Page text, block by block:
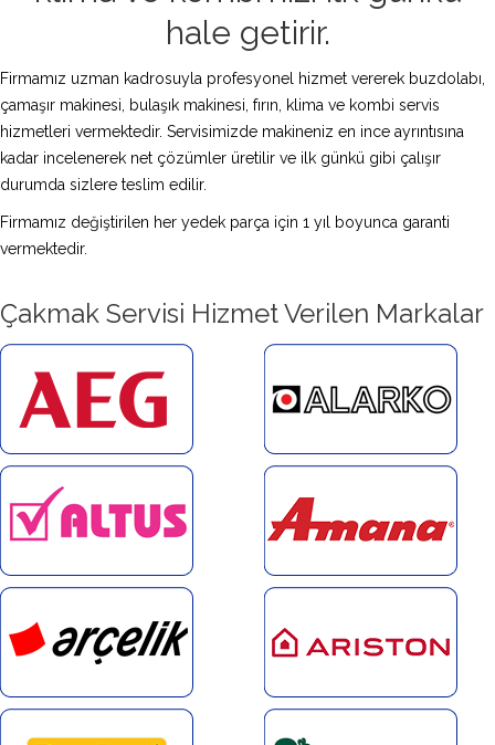
hale getirir.
Firmamız uzman kadrosuyla profesyonel hizmet vererek buzdolabı,
çamaşır makinesi, bulaşık makinesi, fırın, klima ve kombi servis
hizmetleri vermektedir. Servisimizde makineniz en ince ayrıntısına
kadar incelenerek net çözümler üretilir ve ilk günkü gibi çalışır
durumda sizlere teslim edilir.
Firmamız değiştirilen her yedek parça için 1 yıl boyunca garanti
vermektedir.
Çakmak Servisi Hizmet Verilen Markalar